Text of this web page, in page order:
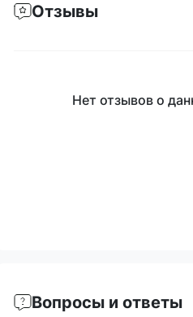
Отзывы
Нет отзывов о
Вопросы и ответы